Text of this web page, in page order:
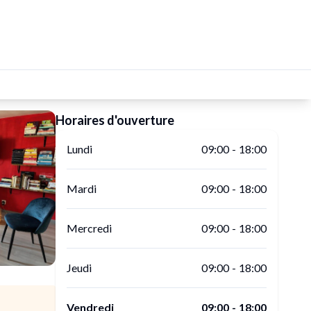
Horaires d'ouverture
Lundi 09:00 - 18:00
Mardi 09:00 - 18:00
Mercredi 09:00 - 18:00
Jeudi 09:00 - 18:00
Vendredi 09:00 - 18:00